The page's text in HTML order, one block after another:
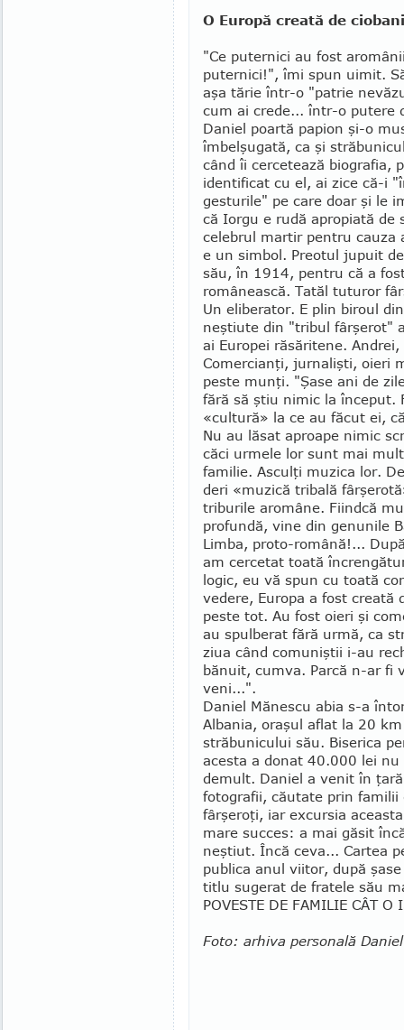
O Europă creată de ciobani
"Ce puternici au fost
puternici!", îmi spun uimit.
aşa tărie într-o "patrie
cum ai crede... într-o putere
Daniel poartă papion şi-o
îmbelşugată, ca şi
când îi cercetează biogra­fia,
identificat cu el, ai zice că-i
gesturile" pe care doar şi le
că Iorgu e rudă apro­piată de
celebrul martir pentru cauza
e un sim­bol. Preotul jupuit
său, în 1914, pentru că a
românească. Ta­tăl tuturor
Un elibe­rator. E plin biroul
neştiute din "tribul fârşerot"
ai Eu­ropei răsăritene.
Comer­cianţi, jur­nalişti, oieri
peste munţi. "Şase ani de
fără să ştiu nimic la început.
«cultură» la ce au făcut ei,
Nu au lăsat aproape nimic
căci urmele lor sunt mai
familie. Asculţi mu­zica lor.
deri «muzică tribală
triburile aro­mâne. Fiindcă
profundă, vine din genunile
Limba, proto-română!...
am cercetat toată
logic, eu vă spun cu toată
vedere, Europa a fost creată
peste tot. Au fost oieri şi
au spulberat fără urmă, ca
ziua când comuniştii i-au
bănuit, cumva. Par­că n-ar fi
veni...".
Daniel Mănescu abia s-a
Albania, oraşul aflat la 20
străbunicului său. Biserica
acesta a donat 40.000 lei nu
demult. Daniel a venit în
fotografii, căutate prin familii
fârşeroţi, iar excursia
mare succes: a mai găsit
neştiut. Încă ceva... Cartea
publica anul viitor, după
titlu sugerat de fratele său
POVESTE DE FAMI­LIE CÂT O
Foto: arhiva personală